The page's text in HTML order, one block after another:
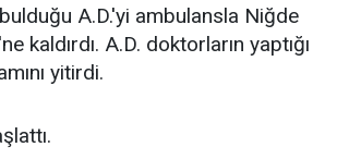
A.D.'yi ambulansla Niğde
kaldırdı. A.D. doktorların yaptığı
yitirdi.